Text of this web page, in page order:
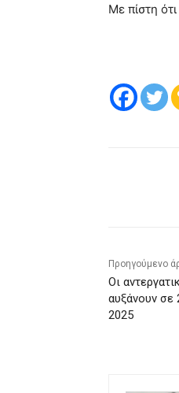
Με πίστη
Προηγούμενο
Οι
αυξάνουν σε
2025